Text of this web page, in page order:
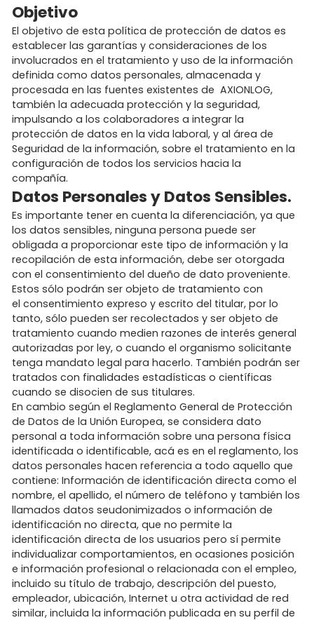
Objetivo
El objetivo de esta política de protección de datos es
establecer las garantías y consideraciones de los
involucrados en el tratamiento y uso de la información
definida como datos personales, almacenada y
procesada en las fuentes existentes de AXIONLOG,
también la adecuada protección y la seguridad,
impulsando a los colaboradores a integrar la
protección de datos en la vida laboral, y al área de
Seguridad de la información, sobre el tratamiento en la
configuración de todos los servicios hacia la
compañía.
Datos Personales y Datos Sensibles.
Es importante tener en cuenta la diferenciación, ya que
los datos sensibles, ninguna persona puede ser
obligada a proporcionar este tipo de información y la
recopilación de esta información, debe ser otorgada
con el consentimiento del dueño de dato proveniente.
Estos sólo podrán ser objeto de tratamiento con
el consentimiento expreso y escrito del titular, por lo
tanto, sólo pueden ser recolectados y ser objeto de
tratamiento cuando medien razones de interés general
autorizadas por ley, o cuando el organismo solicitante
tenga mandato legal para hacerlo. También podrán ser
tratados con finalidades estadísticas o científicas
cuando se disocien de sus titulares.
En cambio según el Reglamento General de Protección
de Datos de la Unión Europea, se considera dato
personal a toda información sobre una persona física
identificada o identificable, acá es en el reglamento, los
datos personales hacen referencia a todo aquello que
contiene: Información de identificación directa como el
nombre, el apellido, el número de teléfono y también los
llamados datos seudonimizados o información de
identificación no directa, que no permite la
identificación directa de los usuarios pero sí permite
individualizar comportamientos, en ocasiones posición
e información profesional o relacionada con el empleo,
incluido su título de trabajo, descripción del puesto,
empleador, ubicación, Internet u otra actividad de red
similar, incluida la información publicada en su perfil de